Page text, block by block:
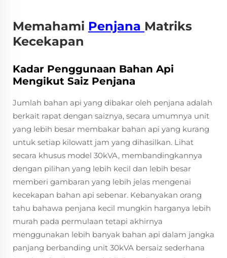
Memahami Penjana Matriks
Kecekapan
Kadar Penggunaan Bahan Api
Mengikut Saiz Penjana
Jumlah bahan api yang dibakar oleh penjana adalah
berkait rapat dengan saiznya, secara umumnya unit
yang lebih besar membakar bahan api yang kurang
untuk setiap kilowatt jam yang dihasilkan. Lihat
secara khusus model 30kVA, membandingkannya
dengan pilihan yang lebih kecil dan lebih besar
memberi gambaran yang lebih jelas mengenai
kecekapan bahan api sebenar. Kebanyakan orang
tahu bahawa penjana kecil mungkin harganya lebih
murah pada permulaan tetapi akhirnya
menggunakan lebih banyak bahan api dalam jangka
panjang berbanding unit 30kVA bersaiz sederhana